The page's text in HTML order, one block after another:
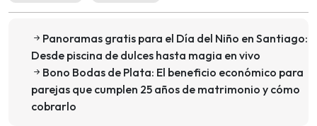
Panoramas gratis para el Día del Niño en Santiago:
Desde piscina de dulces hasta magia en vivo
Bono Bodas de Plata: El beneficio económico para
parejas que cumplen 25 años de matrimonio y cómo
cobrarlo